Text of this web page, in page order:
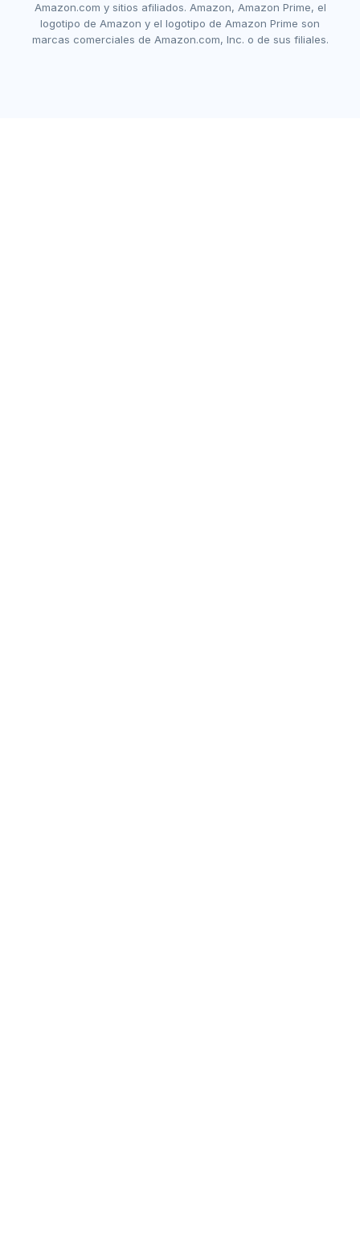
Amazon.com y sitios afiliados. Amazon, Amazon Prime, el
logotipo de Amazon y el logotipo de Amazon Prime son
marcas comerciales de Amazon.com, Inc. o de sus filiales.